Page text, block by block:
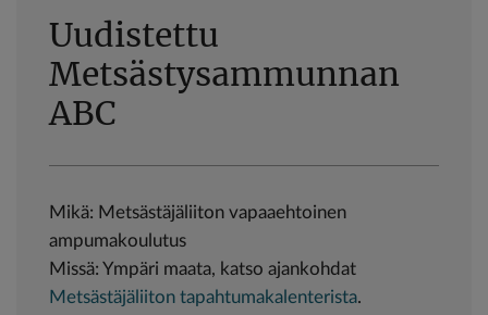
Uudistettu
Metsästysammunnan
ABC
Mikä: Metsästäjäliiton vapaaehtoinen
ampumakoulutus
Missä: Ympäri maata, katso ajankohdat
Metsästäjäliiton tapahtumakalenterista.